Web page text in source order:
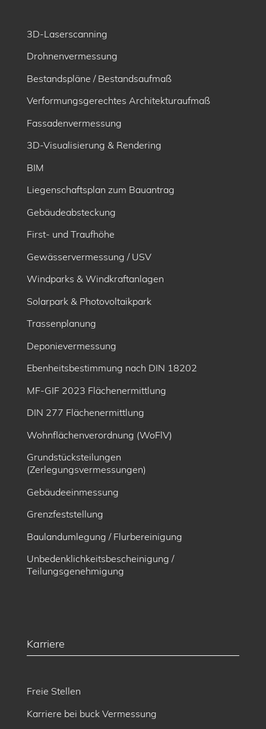
3D-Laserscanning
Drohnenvermessung
Bestandspläne / Bestandsaufmaß
Verformungsgerechtes Architekturaufmaß
Fassadenvermessung
3D-Visualisierung & Rendering
BIM
Liegenschaftsplan zum Bauantrag
Gebäudeabsteckung
First- und Traufhöhe
Gewässervermessung / USV
Windparks & Windkraftanlagen
Solarpark & Photovoltaikpark
Trassenplanung
Deponievermessung
Ebenheitsbe­stimmung nach DIN 18202
MF-GIF 2023 Flächenermittlung
DIN 277 Flächenermittlung
Wohnflächenverordnung (WoFlV)
Grundstücksteilungen
(Zerlegungsvermessungen)
Gebäudeeinmessung
Grenzfeststellung
Baulandumlegung / Flurbereinigung
Unbedenklichkeitsbescheinigung /
Teilungsgenehmigung
Karriere
Freie Stellen
Karriere bei buck Vermessung